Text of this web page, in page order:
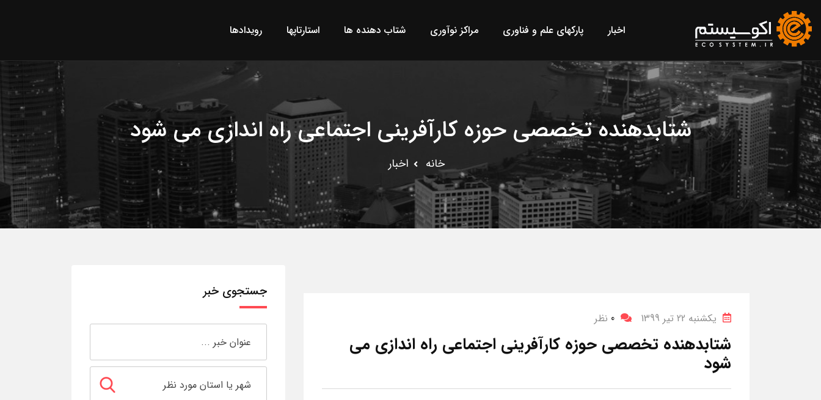
اخبار پارکهای علم و فناوری مراکز نوآوری شتاب دهنده ها استارتاپها رویدادها
شتابدهنده تخصصی حوزه کارآفرینی اجتماعی راه اندازی می شود
خانه اخبار
یکشنبه 22 تیر 1399 0 نظر
شتابدهنده تخصصی حوزه کارآفرینی اجتماعی راه اندازی می
شود
جستجوی خبر